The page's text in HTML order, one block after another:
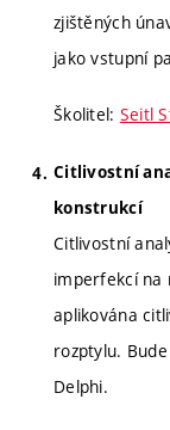
zjištěných
jako vstupní
Školitel: Seitl
Citlivostní
konstrukcí
Citlivostní
imperfekcí na
aplikována
rozptylu.
Delphi.